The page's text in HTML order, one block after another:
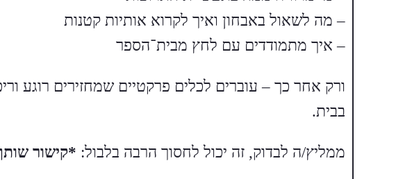
– מה לשאול באבחון ואיך לקרוא אותיות קטנות
– איך מתמודדים עם לחץ מבית־הספר
ורק אחר כך – עוברים לכלים פרקטיים שמחזירים רוגע
בבית.
ממליץ/ה לבדוק, זה יכול לחסוך הרבה בלבול: *קישור